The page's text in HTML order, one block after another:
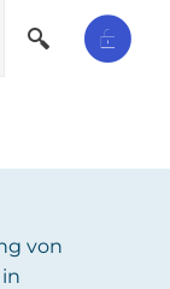
von